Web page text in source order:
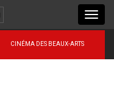
CINÉMA DES BEAUX-ARTS